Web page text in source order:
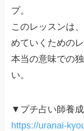
プ。
このレッスンは
めていくための
本当の意味での
い。
▼プチ占い師養
https://uranai-